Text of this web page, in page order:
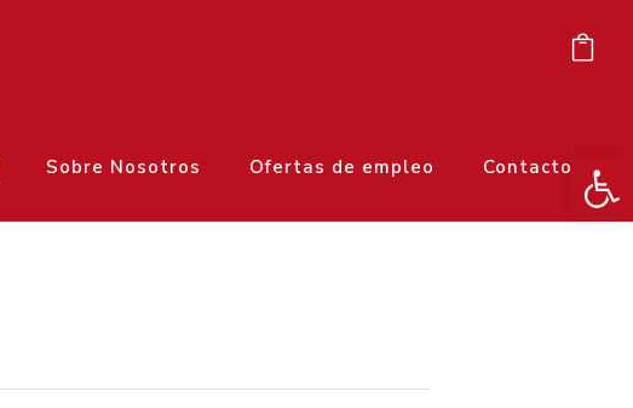
Sobre Nosotros Ofertas de empleo Contacto